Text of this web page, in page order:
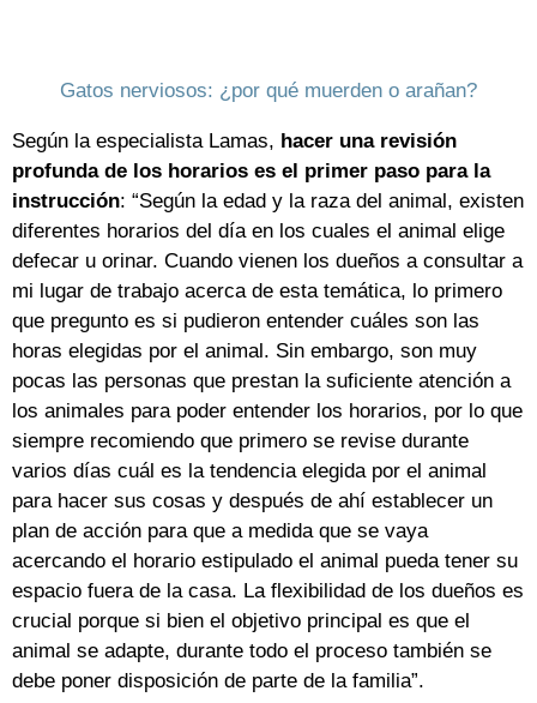
Gatos nerviosos: ¿por qué muerden o arañan?
Según la especialista Lamas, hacer una revisión
profunda de los horarios es el primer paso para la
instrucción: “Según la edad y la raza del animal, existen
diferentes horarios del día en los cuales el animal elige
defecar u orinar. Cuando vienen los dueños a consultar a
mi lugar de trabajo acerca de esta temática, lo primero
que pregunto es si pudieron entender cuáles son las
horas elegidas por el animal. Sin embargo, son muy
pocas las personas que prestan la suficiente atención a
los animales para poder entender los horarios, por lo que
siempre recomiendo que primero se revise durante
varios días cuál es la tendencia elegida por el animal
para hacer sus cosas y después de ahí establecer un
plan de acción para que a medida que se vaya
acercando el horario estipulado el animal pueda tener su
espacio fuera de la casa. La flexibilidad de los dueños es
crucial porque si bien el objetivo principal es que el
animal se adapte, durante todo el proceso también se
debe poner disposición de parte de la familia”.